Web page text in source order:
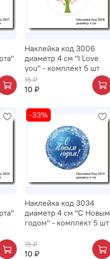
Наклейка код 3006
диаметр 4 см "I Love
you" - комплект 5 шт
15 ₽
10 ₽
-33%
Наклейка код 3034
диаметр 4 см "С Новым
годом" - комплект 5 шт
15 ₽
10 ₽